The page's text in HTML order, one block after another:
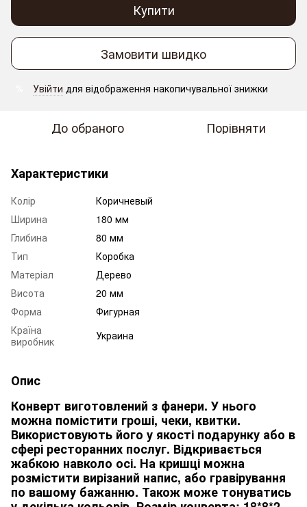
Купити
Замовити швидко
Увійти для відображення накопичувальної знижки
До обраного Порівняти
Характеристики
Колір
Коричневый
Ширина
180 мм
Глибина
80 мм
Тип
Коробка
Матеріал
Дерево
Висота
20 мм
Форма
Фигурная
Країна
виробник
Украина
Опис
Конверт виготовлений з фанери. У нього
можна помістити гроші, чеки, квитки.
Використовують його у якості подарунку або в
сфері ресторанних послуг. Відкривається
жабкою навколо осі. На кришці можна
розмістити вирізаний напис, або гравірування
по вашому бажанню. Також може тонуватись